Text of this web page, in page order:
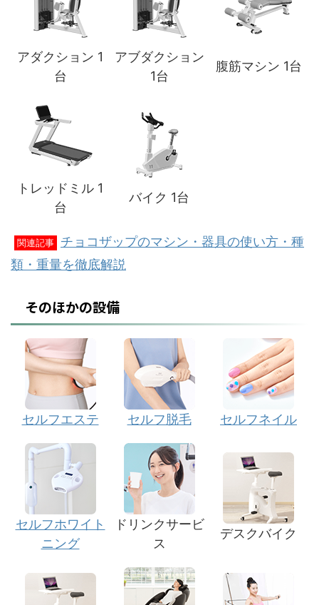
アダクション 1
台
アブダクション
1台
腹筋マシン 1台
トレッドミル 1
台
バイク 1台
関連記事
チョコザップのマシン・器具の使い方・種
類・重量を徹底解説
そのほかの設備
セルフエステ セルフ脱毛 セルフネイル
セルフホワイト
ニング
ドリンクサービ
ス
デスクバイク